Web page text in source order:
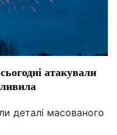
атакували
деталі масованого